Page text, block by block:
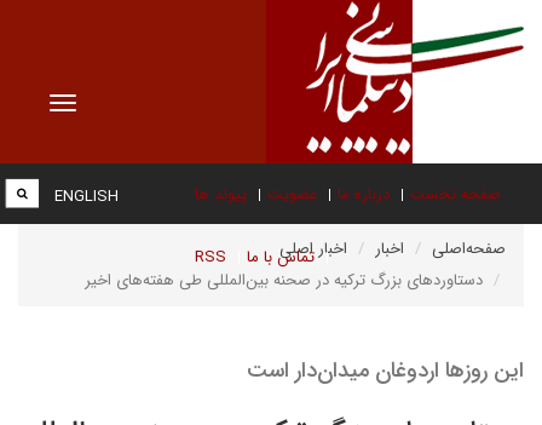
Toggle
صفحه نخست درباره ما عضویت پیوند ها
تماس با ما RSS
ENGLISH
صفحه‌اصلی اخبار
اخبار اصلی
دستاوردهای بزرگ ترکیه در صحنه بین‌المللی طی هفته‌های اخیر
این روزها اردوغان میدان‌دار است